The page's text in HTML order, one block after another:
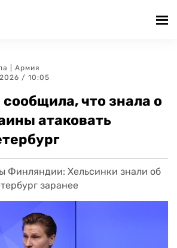
Армия
/ 10:05
что знала о
атаковать
Финляндии: Хельсинки знали об
заранее